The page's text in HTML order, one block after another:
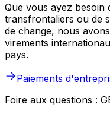
Que vous ayez besoin
transfrontaliers ou de
de change, nous
virements
pays.
Paiements
Foire aux questions :